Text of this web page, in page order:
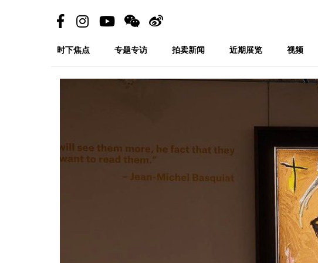
时下焦点 专题专访 拍卖新闻 近期展览 视频